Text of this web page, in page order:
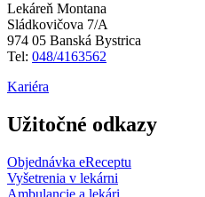
Lekáreň Montana
Sládkovičova 7/A
974 05 Banská Bystrica
Tel: 048/4163562
Kariéra
Užitočné odkazy
Objednávka eReceptu
Vyšetrenia v lekárni